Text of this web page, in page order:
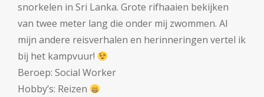
snorkelen in Sri Lanka. Grote rifhaaien bekijken
van twee meter lang die onder mij zwommen. Al
mijn andere reisverhalen en herinneringen vertel ik
bij het kampvuur!
Beroep: Social Worker
Hobby’s: Reizen